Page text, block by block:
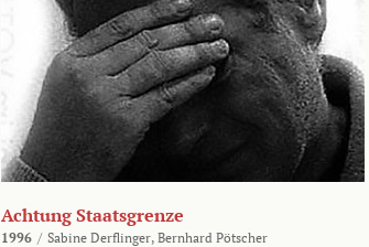
Achtung Staatsgrenze
1996 / Sabine Derflinger, Bernhard Pötscher